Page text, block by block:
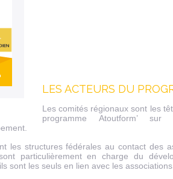
LES ACTEURS DU
Les comités régionaux sont les
programme Atoutform’ sur
les structures fédérales au contact des
particulièrement en charge du
sont les seuls en lien avec les associations.